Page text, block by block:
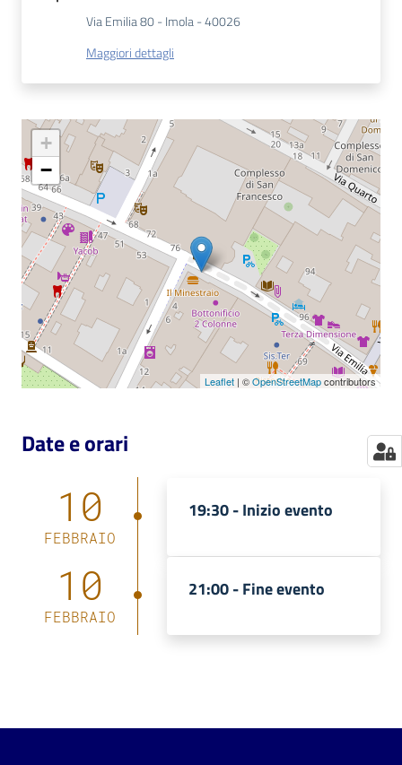
Chiedi al
bibliotecario
Avvisi
Orari
Via Emilia 80 - Imola - 40026
Maggiori dettagli
+
−
Leaflet | ©OpenStreetMapcontributors
Date e orari
10
FEBBRAIO
19:30 -Inizio evento
10
FEBBRAIO
21:00 -Fine evento